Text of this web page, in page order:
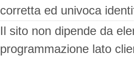
corretta ed univoca
Il sito non dipende da
programmazione lato